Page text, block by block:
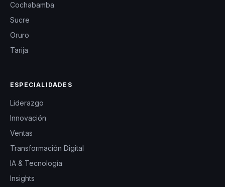
Cochabamba
Sucre
Oruro
Tarija
ESPECIALIDADES
Liderazgo
Innovación
Ventas
Transformación Digital
IA & Tecnología
Insights